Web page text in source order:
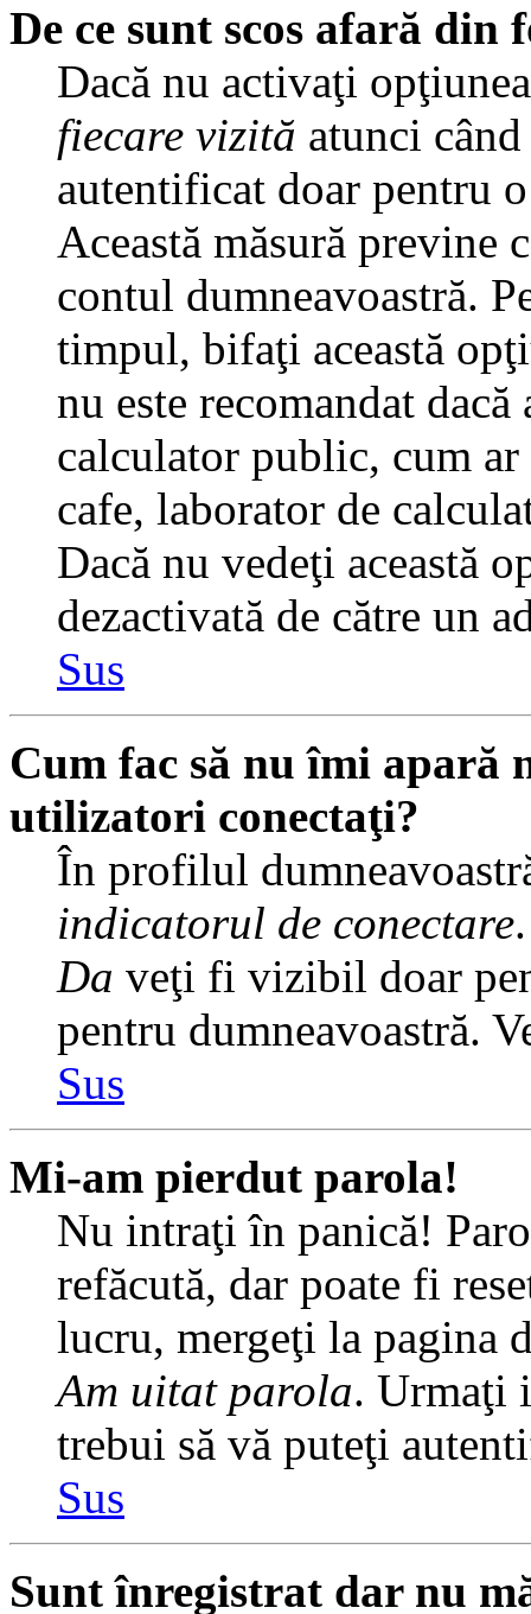
De ce sunt scos afară din
Dacă nu activaţi
fiecare vizită atunci
autentificat doar pentru
Această măsură previne
contul dumneavoastră.
timpul, bifaţi această
nu este recomandat
calculator public, cum
cafe, laborator de
Dacă nu vedeţi această
dezactivată de către un
Sus
Cum fac să nu îmi apară
utilizatori conectaţi?
În profilul
indicatorul de conectare
Da veţi fi vizibil doar
pentru dumneavoastră.
Sus
Mi-am pierdut parola!
Nu intraţi în panică!
refăcută, dar poate fi
lucru, mergeţi la pagina
Am uitat parola. Urmaţi
trebui să vă puteţi
Sus
Sunt înregistrat dar nu